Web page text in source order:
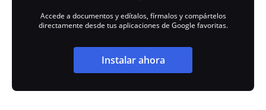
Accede a documentos y edítalos, fírmalos y compártelos
directamente desde tus aplicaciones de Google favoritas.
Instalar ahora